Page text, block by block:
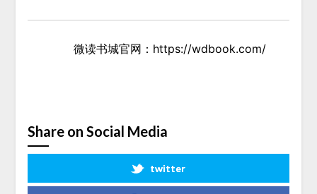
微读书城官网：https://wdbook.com/
Share on Social Media
twitter